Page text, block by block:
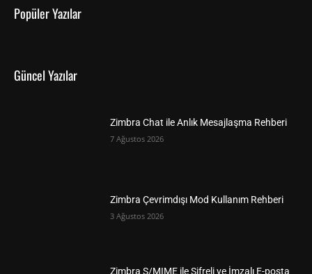
Popüler Yazılar
Güncel Yazılar
Zimbra Chat ile Anlık Mesajlaşma Rehberi
7 Ağustos 2026
Zimbra Çevrimdışı Mod Kullanım Rehberi
3 Ağustos 2026
Zimbra S/MIME ile Şifreli ve İmzalı E-posta